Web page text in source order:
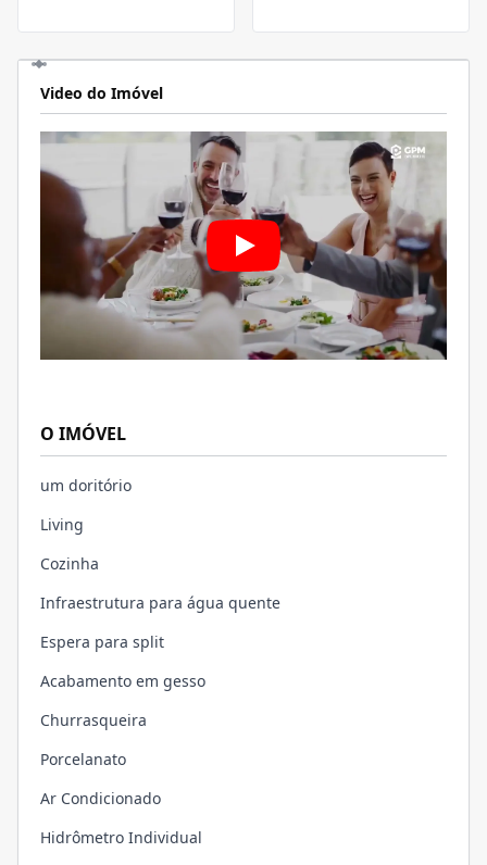
Video do Imóvel
O IMÓVEL
um doritório
Living
Cozinha
Infraestrutura para água quente
Espera para split
Acabamento em gesso
Churrasqueira
Porcelanato
Ar Condicionado
Hidrômetro Individual